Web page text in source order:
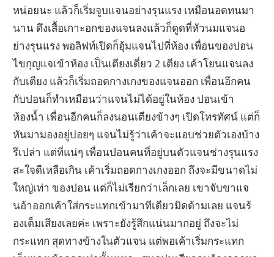
หน่อยนะ แล้วก็เริ่มจูบแจนอย่างรุนแรง เหมือนอดทนมา
นาน ดึงเสื้อเกาะอกของแจนลงแล้วก็ดูดที่หัวนมแจนอ
ย่างรุนแรง พอลิฟท์เปิดก็อุ้มแจนไปที่ห้อง เพื่อนของปอน
ไขกุญแจเข้าห้อง เป็นเตียงเดี่ยว 2 เตียง เค้าโยนแจนลง
กับเตียง แล้วก็เริ่มถอดกางเกงของแจนออก เพื่อนอีกคน
กับปอนก็ทำเหมือนว่าแจนไม่ได้อยู่ในห้อง ปอนเข้า
ห้องน้ำ เพื่อนอีกคนก็ลงนอนเตียงข้างๆ เปิดโทรทัศน์ แต่ก็
หันมามองอยู่บ่อยๆ แจนไม่รู้ว่าเค้าจะแอบช่วยตัวเองบ้าง
รึเปล่า แต่ที่แน่ๆ เพื่อนปอนคนที่อยู่บนตัวแจนช่างรุนแรง
สะใจดีเหลือเกิน เค้าเริ่มถอดกางเกงออก ถึงจะมีขนาดไม่
ใหญ่เท่า ของปอน แต่ก็ไม่เรียกว่าเล็กเลย เขาจับขาแจ
นอ้าออกเค้าใส่กระแทกเข้ามาทีเดียวมิดด้ามเลย แจนร้
องเต็มเสียงเลยค่ะ เพราะยังรู้สึกแน่นมากอยู่ ถึงจะไม่
กระแทก สุดทางข้างในตัวแจน แต่พอเค้าเริ่มกระแทก